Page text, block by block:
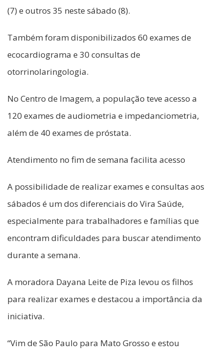
(7) e outros 35 neste sábado (8).
Também foram disponibilizados 60 exames de
ecocardiograma e 30 consultas de
otorrinolaringologia.
No Centro de Imagem, a população teve acesso a
120 exames de audiometria e impedanciometria,
além de 40 exames de próstata.
Atendimento no fim de semana facilita acesso
A possibilidade de realizar exames e consultas aos
sábados é um dos diferenciais do Vira Saúde,
especialmente para trabalhadores e famílias que
encontram dificuldades para buscar atendimento
durante a semana.
A moradora Dayana Leite de Piza levou os filhos
para realizar exames e destacou a importância da
iniciativa.
“Vim de São Paulo para Mato Grosso e estou